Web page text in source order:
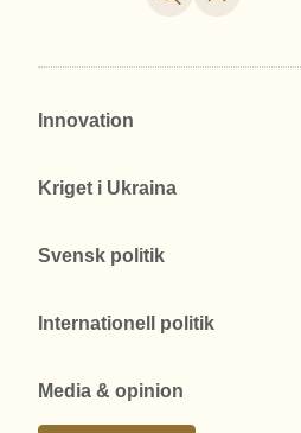
Innovation
Kriget i Ukraina
Svensk politik
Internationell politik
Media & opinion